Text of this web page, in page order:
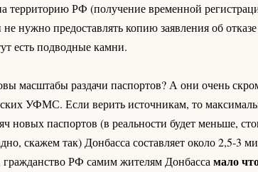
территорию РФ (получение временной
нужно предоставлять копию заявления об
есть подводные камни.
масштабы раздачи паспортов? А они очень
УФМС. Если верить источникам, то
новых паспортов (в реальности будет меньше,
скажем так) Донбасса составляет около 2,5-3
РФ самим жителям Донбасса мало